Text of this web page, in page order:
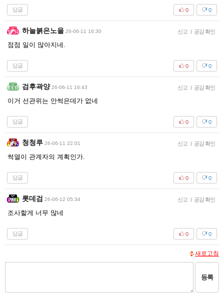
답글 0
0
하늘붉은노을 26-06-11 16:30 신고 | 공감 확인
점점 일이 많아지네.
답글 0
0
검후곽양 26-06-11 16:43 신고 | 공감 확인
이거 선관위는 안썩은데가 없네
답글 0
0
청청루 26-06-11 22:01 신고 | 공감 확인
썩열이 관계자의 계획인가.
답글 0
0
롯데검 26-06-12 05:34 신고 | 공감 확인
조사할게 너무 많네
답글 0
0
새로고침
등록